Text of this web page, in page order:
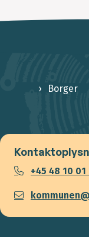
Borger
+45 48 10 01